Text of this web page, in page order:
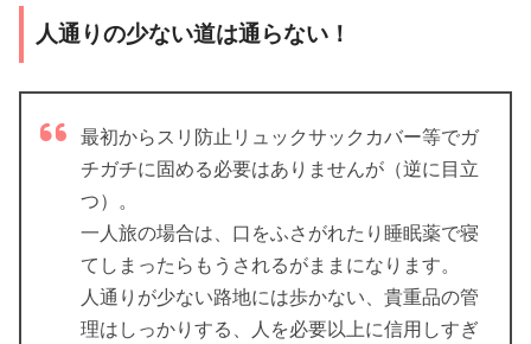
人通りの少ない道は通らない！
最初からスリ防止リュックサックカバー等でガ
チガチに固める必要はありませんが（逆に目立
つ）。
一人旅の場合は、口をふさがれたり睡眠薬で寝
てしまったらもうされるがままになります。
人通りが少ない路地には歩かない、貴重品の管
理はしっかりする、人を必要以上に信用しすぎ